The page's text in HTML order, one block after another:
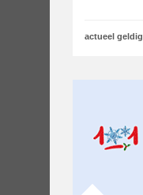
actueel geldig